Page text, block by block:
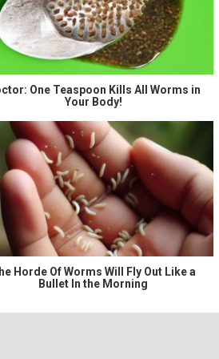
One Teaspoon Kills All Worms in
Your Body!
Horde Of Worms Will Fly Out Like a
Bullet In the Morning